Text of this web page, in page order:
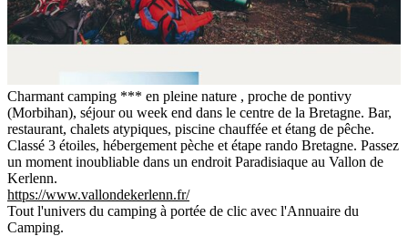
Charmant camping *** en pleine nature , proche de pontivy
(Morbihan), séjour ou week end dans le centre de la Bretagne. Bar,
restaurant, chalets atypiques, piscine chauffée et étang de pêche.
Classé 3 étoiles, hébergement pèche et étape rando Bretagne. Passez
un moment inoubliable dans un endroit Paradisiaque au Vallon de
Kerlenn.
https://www.vallondekerlenn.fr/
Tout l'univers du camping à portée de clic avec l'Annuaire du
Camping.